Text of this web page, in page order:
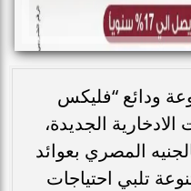
ودائع “فليكس
الجديدة،
المصري بعوائد
تلبي احتياجات